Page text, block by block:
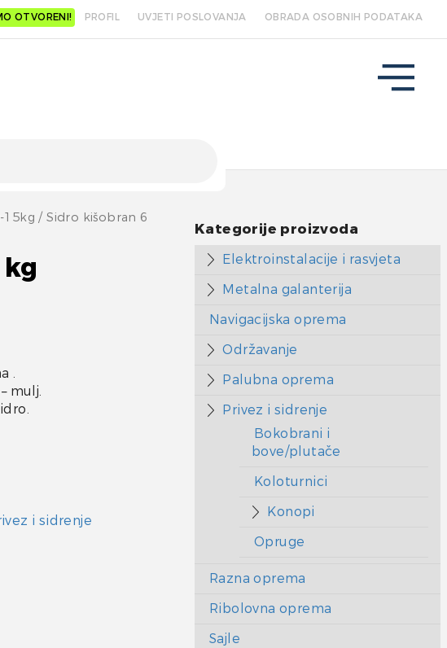
OTVORENI! PROFIL UVJETI POSLOVANJA OBRADA OSOBNIH PODATAKA
15kg / Sidro kišobran 6
.
mulj.
i sidrenje
Kategorije proizvoda
Elektroinstalacije i rasvjeta
Metalna galanterija
Navigacijska oprema
Održavanje
Palubna oprema
Privez i sidrenje
Bokobrani i
bove/plutače
Koloturnici
Konopi
Opruge
Razna oprema
Ribolovna oprema
Sajle